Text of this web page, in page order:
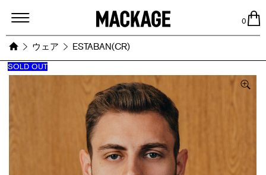
MACKAGE
0
ウェア ESTABAN(CR)
SOLD OUT